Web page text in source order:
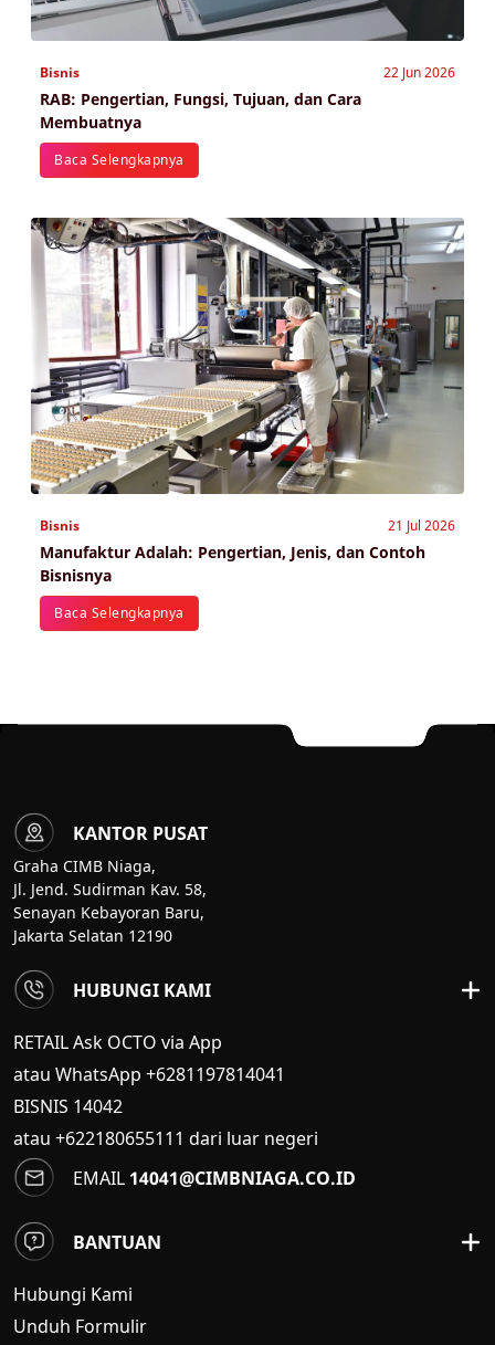
Bisnis 22 Jun 2026
RAB: Pengertian, Fungsi, Tujuan, dan Cara
Membuatnya
Baca Selengkapnya
Bisnis 21 Jul 2026
Manufaktur Adalah: Pengertian, Jenis, dan Contoh
Bisnisnya
Baca Selengkapnya
KANTOR PUSAT
Graha CIMB Niaga,
Jl. Jend. Sudirman Kav. 58,
Senayan Kebayoran Baru,
Jakarta Selatan 12190
HUBUNGI KAMI
RETAIL Ask OCTO via App
atau WhatsApp +6281197814041
BISNIS 14042
atau +622180655111 dari luar negeri
EMAIL 14041@CIMBNIAGA.CO.ID
BANTUAN
Hubungi Kami
Unduh Formulir